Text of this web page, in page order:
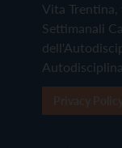
Vita Trentina,
Settimanali